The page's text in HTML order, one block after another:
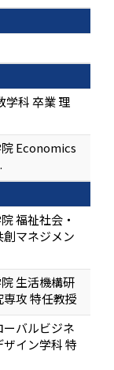
学科 卒業 理
Economics
福祉社会・
マネジメン
生活機構研
攻 特任教授
バルビジネ
イン学科 特